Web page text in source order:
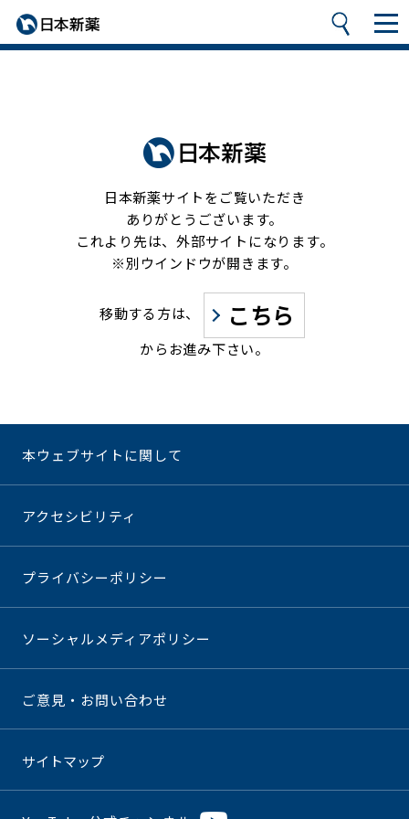
日本新薬サイトをご覧いただき
ありがとうございます。
これより先は、外部サイトになります。
※別ウインドウが開きます。
移動する方は、 こちら
からお進み下さい。
本ウェブサイトに関して
アクセシビリティ
プライバシーポリシー
ソーシャルメディアポリシー
ご意見・お問い合わせ
サイトマップ